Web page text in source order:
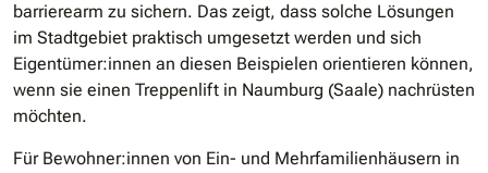
barrierearm zu sichern. Das zeigt, dass solche Lösungen
im Stadtgebiet praktisch umgesetzt werden und sich
Eigentümer:innen an diesen Beispielen orientieren können,
wenn sie einen Treppenlift in Naumburg (Saale) nachrüsten
möchten.
Für Bewohner:innen von Ein- und Mehrfamilienhäusern in